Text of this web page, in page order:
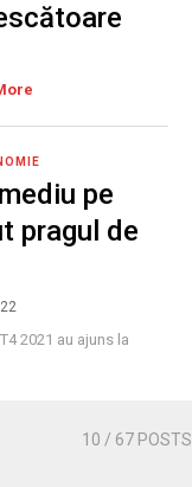
pe
pragul de
2021 au ajuns la
10 / 67 POSTS